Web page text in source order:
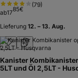
(79)
ab1785€
Lieferung 12. – 13. Aug.
Kanister
5LT und Öl 2,5LT -